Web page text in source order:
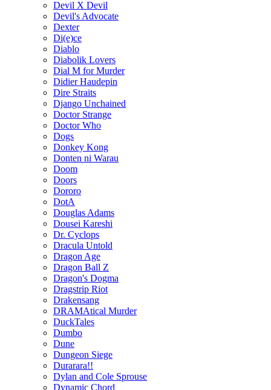
Devil X Devil
Devil's Advocate
Dexter
Di(e)ce
Diablo
Diabolik Lovers
Dial M for Murder
Didier Haudepin
Dire Straits
Django Unchained
Doctor Strange
Doctor Who
Dogs
Donkey Kong
Donten ni Warau
Doom
Doors
Dororo
DotA
Douglas Adams
Dousei Kareshi
Dr. Cyclops
Dracula Untold
Dragon Age
Dragon Ball Z
Dragon's Dogma
Dragstrip Riot
Drakensang
DRAMAtical Murder
DuckTales
Dumbo
Dune
Dungeon Siege
Durarara!!
Dylan and Cole Sprouse
Dynamic Chord